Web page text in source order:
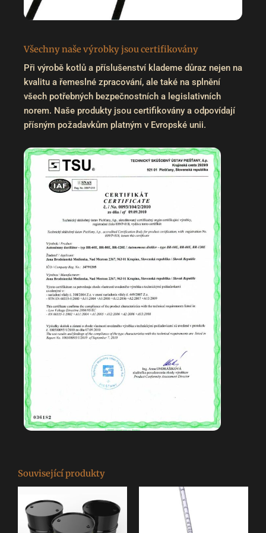
Všechny naše výrobky jsou certifikovány
Při výrobě kotlů a příslušenství klademe důraz nejen na
kvalitu a řemeslné zpracování, ale také na splnění
všech potřebných bezpečnostních a legislativních
norem. Naše produkty jsou certifikovány a odpovídají
přísným požadavkům platným v Evropské unii.
Související produkty